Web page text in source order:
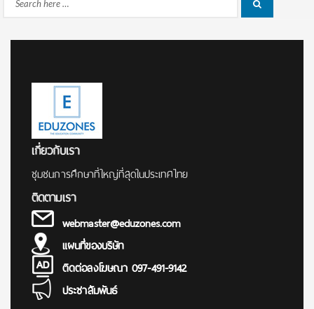
Search
เกี่ยวกับเรา
ชุมชนการศึกษาที่ใหญ่ที่สุดในประเทศไทย
ติดตามเรา
webmaster@eduzones.com
แผนที่ของบริษัท
ติดต่อลงโฆษณา 097-491-9142
ประชาสัมพันธ์